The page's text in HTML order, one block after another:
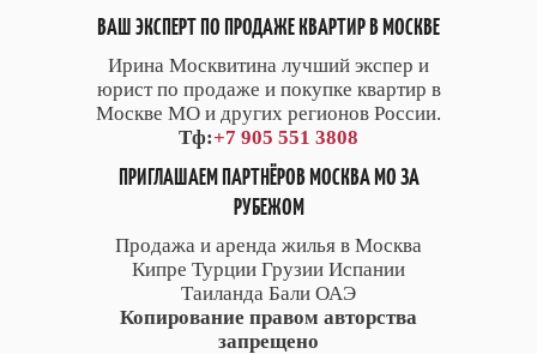
ВАШ ЭКСПЕРТ ПО ПРОДАЖЕ КВАРТИР В МОСКВЕ
Ирина Москвитина лучший экспер и
юрист по продаже и покупке квартир в
Москве МО и других регионов России.
Тф:+7 905 551 3808
ПРИГЛАШАЕМ ПАРТНЁРОВ МОСКВА МО ЗА
РУБЕЖОМ
Продажа и аренда жилья в Москва
Кипре Турции Грузии Испании
Таиланда Бали ОАЭ
Копирование правом авторства
запрещено